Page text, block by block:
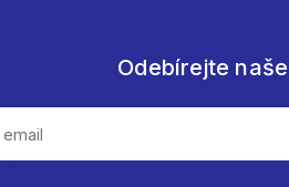
Odebírejte